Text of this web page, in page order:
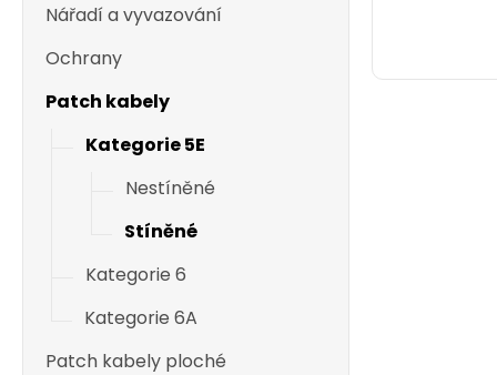
Nářadí a vyvazování
Ochrany
Patch kabely
Kategorie 5E
Nestíněné
Stíněné
Kategorie 6
Kategorie 6A
Patch kabely ploché